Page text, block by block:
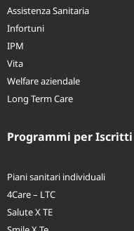
Assistenza Sanitaria
Infortuni
IPM
Vita
Welfare aziendale
Long Term Care
Programmi per Iscritti
Piani sanitari individuali
4Care – LTC
Salute X TE